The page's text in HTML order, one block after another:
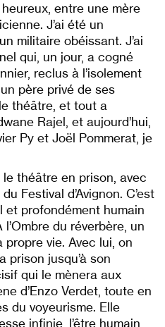
entre une mère
J’ai été un
militaire obéissant. J’ai
qui, un jour, a cogné
reclus à l’isolement
père privé de ses
théâtre, et tout a
Rajel, et aujourd’hui,
Py et Joël Pommerat, je
théâtre en prison, avec
Festival d’Avignon. C’est
profondément humain
du réverbère, un
vie. Avec lui, on
prison jusqu’à son
qui le mènera aux
d’Enzo Verdet, toute en
du voyeurisme. Elle
infinie, l’être humain